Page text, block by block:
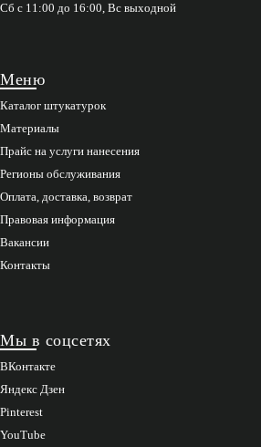
Сб с 11:00 до 16:00, Вс выходной
Меню
Каталог штукатурок
Материалы
Прайс на услуги нанесения
Регионы обслуживания
Оплата, доставка, возврат
Правовая информация
Вакансии
Контакты
Мы в соцсетях
ВКонтакте
Яндекс Дзен
Pinterest
YouTube